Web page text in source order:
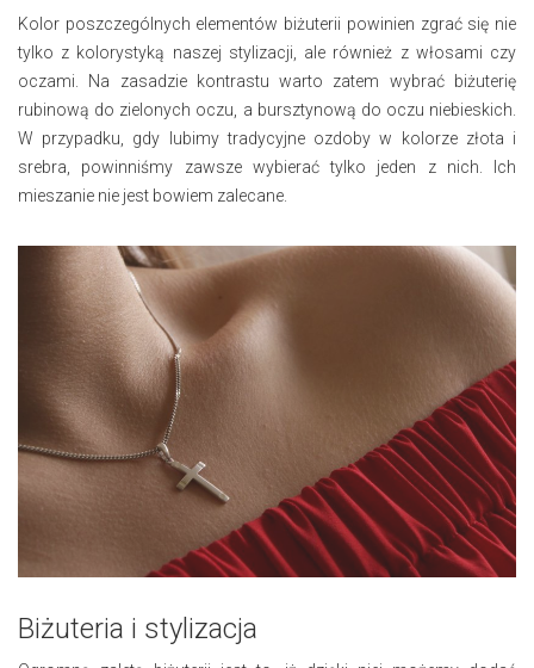
Kolor poszczególnych elementów biżuterii powinien zgrać się nie
tylko z kolorystyką naszej stylizacji, ale również z włosami czy
oczami. Na zasadzie kontrastu warto zatem wybrać biżuterię
rubinową do zielonych oczu, a bursztynową do oczu niebieskich.
W przypadku, gdy lubimy tradycyjne ozdoby w kolorze złota i
srebra, powinniśmy zawsze wybierać tylko jeden z nich. Ich
mieszanie nie jest bowiem zalecane.
Biżuteria i stylizacja